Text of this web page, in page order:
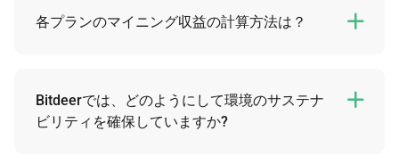
各プランのマイニング収益の計算方法は？ 
算方法で予想収益を判断することは可能です。
この計算方法でプランのマイニング収益とデータを見積も
Bitdeerでは、どのようにして環境のサステナ
ビリティを確保していますか?
